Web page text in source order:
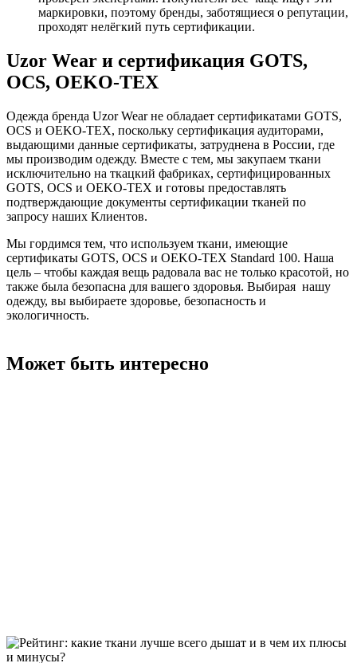
маркировки, поэтому бренды, заботящиеся о репутации,
проходят нелёгкий путь сертификации.
Uzor Wear и сертификация GOTS,
OCS, OEKO-TEX
Одежда бренда Uzor Wear не обладает сертификатами GOTS,
OCS и OEKO-TEX, поскольку сертификация аудиторами,
выдающими данные сертификаты, затруднена в России, где
мы производим одежду. Вместе с тем, мы закупаем ткани
исключительно на ткацкий фабриках, сертифицированных
GOTS, OCS и OEKO-TEX и готовы предоставлять
подтверждающие документы сертификации тканей по
запросу наших Клиентов.
Мы гордимся тем, что используем ткани, имеющие
сертификаты GOTS, OCS и OEKO-TEX Standard 100. Наша
цель – чтобы каждая вещь радовала вас не только красотой, но
также была безопасна для вашего здоровья. Выбирая нашу
одежду, вы выбираете здоровье, безопасность и
экологичность.
Может быть интересно